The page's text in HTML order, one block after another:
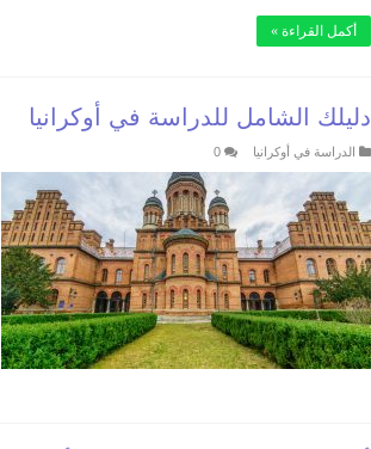
أكمل القراءة »
دليلك الشامل للدراسة في أوكرانيا
الدراسة في أوكرانيا 0